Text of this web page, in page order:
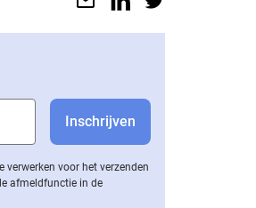
voor het verzenden
af­meld­func­tie in de